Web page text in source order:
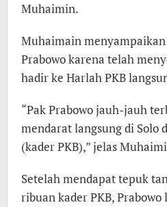
Muhaimin.
Muhaimain
Prabowo karena telah
hadir ke Harlah PKB
“Pak Prabowo jauh-jauh
mendarat langsung di Solo
(kader PKB),” jelas
Setelah mendapat tepuk
ribuan kader PKB,